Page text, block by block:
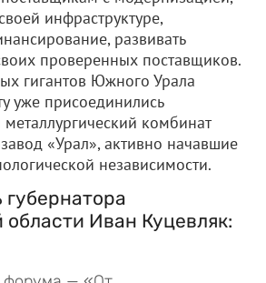
инфраструктуре,
развивать
проверенных поставщиков.
гигантов Южного Урала
уже присоединились
комбинат
«Урал», активно начавшие
независимости.
губернатора
области Иван Куцевляк: